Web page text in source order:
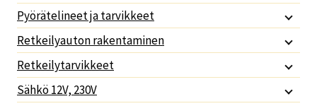
Pyörätelineet ja tarvikkeet
Retkeilyauton rakentaminen
Retkeilytarvikkeet
Sähkö 12V, 230V